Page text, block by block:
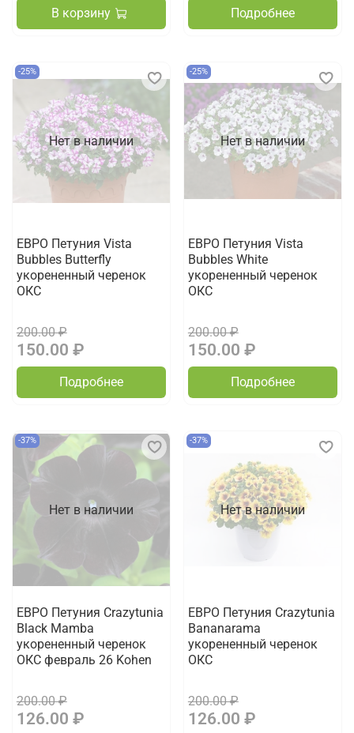
В корзину Подробнее
Нет в наличии
-25%
ЕВРО Петуния Vista
Bubbles Butterfly
укорененный черенок
ОКС
200.00 ₽
150.00 ₽
Подробнее
Нет в наличии
-25%
ЕВРО Петуния Vista
Bubbles White
укорененный черенок
ОКС
200.00 ₽
150.00 ₽
Подробнее
Нет в наличии
-37%
ЕВРО Петуния Crazytunia
Black Mamba
укорененный черенок
ОКС февраль 26 Kohen
200.00 ₽
126.00 ₽
Нет в наличии
-37%
ЕВРО Петуния Crazytunia
Bananarama
укорененный черенок
ОКС
200.00 ₽
126.00 ₽